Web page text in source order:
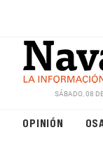
SÁBADO, 08
OPINIÓN